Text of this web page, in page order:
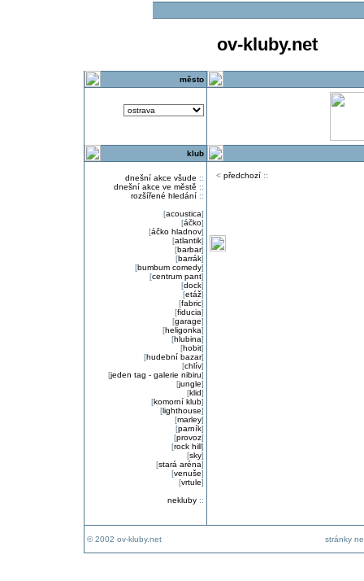
ov-kluby.net
město
klub
dnešní akce všude ::
dnešní akce ve městě ::
rozšířené hledání::
[acoustica]
[áčko]
[áčko hladnov]
[atlantik]
[barbar]
[barrák]
[bumbum comedy]
[centrum pant]
[dock]
[etáž]
[fabric]
[fiducia]
[garage]
[heligonka]
[hlubina]
[hobit]
[hudební bazar]
[chlív]
[jeden tag - galerie nibiru]
[jungle]
[klid]
[komorní klub]
[lighthouse]
[marley]
[parník]
[provoz]
[rock hill]
[sky]
[stará aréna]
[venuše]
[vrtule]
nekluby::
< předchozí::
© 2002 ov-kluby.net stránky